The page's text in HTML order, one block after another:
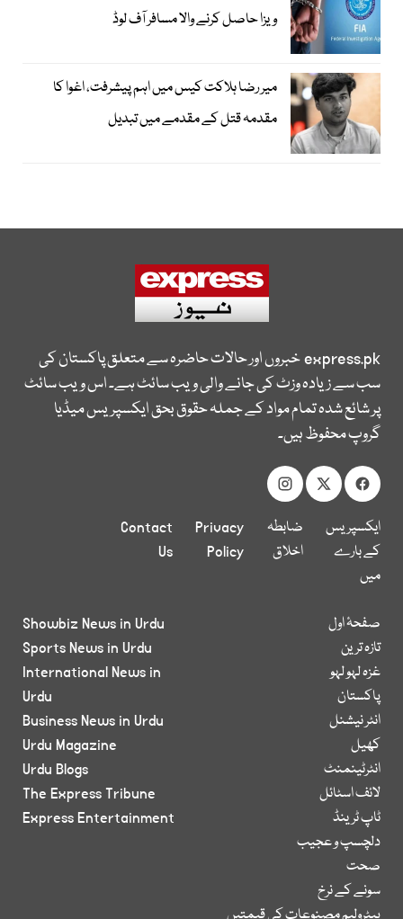
ویزا حاصل کرنے والا مسافر آف لوڈ
میر رضا ہلاکت کیس میں اہم پیشرفت، اغوا کا
مقدمہ قتل کے مقدمے میں تبدیل
express.pkخبروں اور حالات حاضرہ سے متعلق پاکستان کی
سب سے زیادہ وزٹ کی جانے والی ویب سائٹ ہے۔ اس ویب سائٹ
پر شائع شدہ تمام مواد کے جملہ حقوق بحق ایکسپریس میڈیا
گروپ محفوظ ہیں۔
ایکسپریس
کے بارے
میں
ضابطہ
اخلاق
Privacy
Policy
Contact
Us
صفحۂ اول
تازہ ترین
غزہ لہو لہو
پاکستان
انٹر نیشنل
کھیل
انٹرٹینمنٹ
لائف اسٹائل
ٹاپ ٹرینڈ
دلچسپ و عجیب
صحت
سونے کے نرخ
Showbiz News in Urdu
Sports News in Urdu
International News in
Urdu
Business News in Urdu
Urdu Magazine
Urdu Blogs
The Express Tribune
Express Entertainment